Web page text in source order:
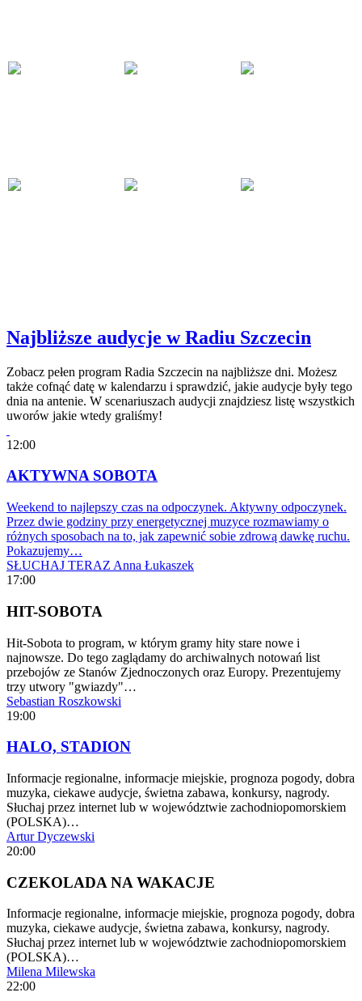
Najbliższe audycje w Radiu Szczecin
Zobacz pełen program Radia Szczecin na najbliższe dni. Możesz
także cofnąć datę w kalendarzu i sprawdzić, jakie audycje były tego
dnia na antenie. W scenariuszach audycji znajdziesz listę wszystkich
uworów jakie wtedy graliśmy!
12:00
AKTYWNA SOBOTA
Weekend to najlepszy czas na odpoczynek. Aktywny odpoczynek.
Przez dwie godziny przy energetycznej muzyce rozmawiamy o
różnych sposobach na to, jak zapewnić sobie zdrową dawkę ruchu.
Pokazujemy…
SŁUCHAJ TERAZ Anna Łukaszek
17:00
HIT-SOBOTA
Hit-Sobota to program, w którym gramy hity stare nowe i
najnowsze. Do tego zaglądamy do archiwalnych notowań list
przebojów ze Stanów Zjednoczonych oraz Europy. Prezentujemy
trzy utwory "gwiazdy"…
Sebastian Roszkowski
19:00
HALO, STADION
Informacje regionalne, informacje miejskie, prognoza pogody, dobra
muzyka, ciekawe audycje, świetna zabawa, konkursy, nagrody.
Słuchaj przez internet lub w województwie zachodniopomorskiem
(POLSKA)…
Artur Dyczewski
20:00
CZEKOLADA NA WAKACJE
Informacje regionalne, informacje miejskie, prognoza pogody, dobra
muzyka, ciekawe audycje, świetna zabawa, konkursy, nagrody.
Słuchaj przez internet lub w województwie zachodniopomorskiem
(POLSKA)…
Milena Milewska
22:00